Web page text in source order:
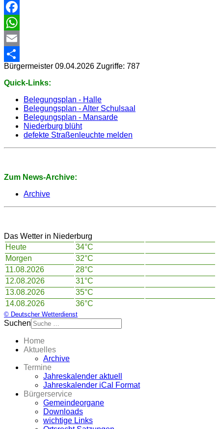
Facebook
WhatsApp
Email
Share
Bürgermeister 09.04.2026 Zugriffe: 787
Quick-Links:
Belegungsplan - Halle
Belegungsplan - Alter Schulsaal
Belegungsplan - Mansarde
Niederburg blüht
defekte Straßenleuchte melden
Zum News-Archive:
Archive
Das Wetter in Niederburg
Heute
34°C
Morgen
32°C
11.08.2026
28°C
12.08.2026
31°C
13.08.2026
35°C
14.08.2026
36°C
© Deutscher Wetterdienst
Suchen
Home
Aktuelles
Archive
Termine
Jahreskalender aktuell
Jahreskalender iCal Format
Bürgerservice
Gemeindeorgane
Downloads
wichtige Links